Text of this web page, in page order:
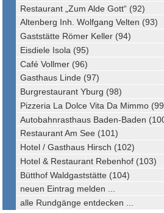
Restaurant „Zum Alde Gott“ (92)
Altenberg Inh. Wolfgang Velten (93)
Gaststätte Römer Keller (94)
Eisdiele Isola (95)
Café Vollmer (96)
Gasthaus Linde (97)
Burgrestaurant Yburg (98)
Pizzeria La Dolce Vita Da Mimmo
Autobahnrasthaus Baden-Baden
Restaurant Am See (101)
Hotel / Gasthaus Hirsch (102)
Hotel & Restaurant Rebenhof (103)
Bütthof Waldgaststätte (104)
neuen Eintrag melden ...
alle Rundgänge entdecken ...